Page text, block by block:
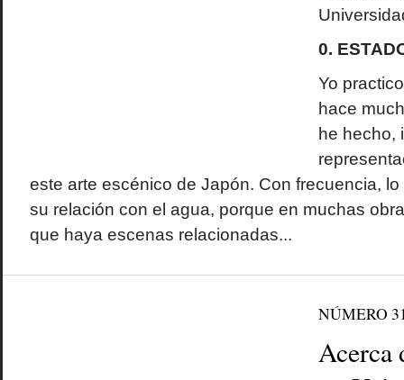
0.
Yo
hace
he hecho,
este arte escénico de Japón. Con frecuencia,
su relación con el agua, porque en muchas
que haya escenas relacionadas...
NÚMERO
Acerca